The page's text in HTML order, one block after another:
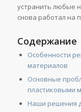
устранить любые
снова работал на
Содержание
Особенности
материалов
Основные
пластиковыми
Наши решения